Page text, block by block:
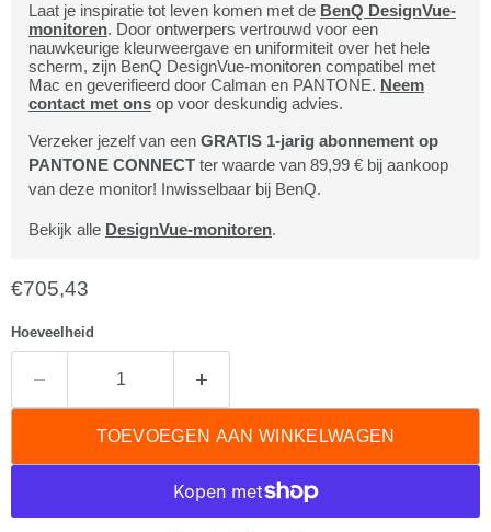
Laat je inspiratie tot leven komen met de BenQ DesignVue-
monitoren. Door ontwerpers vertrouwd voor een
nauwkeurige kleurweergave en uniformiteit over het hele
scherm, zijn BenQ DesignVue-monitoren compatibel met
Mac en geverifieerd door Calman en PANTONE. Neem
contact met ons op voor deskundig advies.
Verzeker jezelf van een GRATIS 1-jarig abonnement op
PANTONE CONNECT ter waarde van 89,99 € bij aankoop
van deze monitor! Inwisselbaar bij BenQ.
Bekijk alle DesignVue-monitoren.
Huidige prijs
€705,43
Hoeveelheid
TOEVOEGEN AAN WINKELWAGEN